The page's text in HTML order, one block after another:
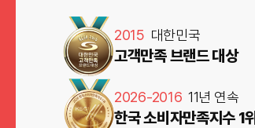
2015 대한민국
고객만족 브랜드 대상
2026-2016 11년 연속
한국 소비자만족지수 1위